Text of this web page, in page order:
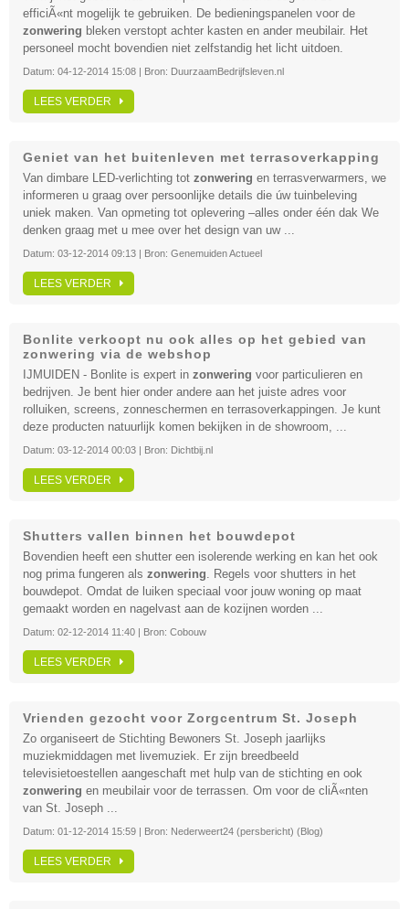
efficiÃ«nt mogelijk te gebruiken. De bedieningspanelen voor de
zonwering bleken verstopt achter kasten en ander meubilair. Het
personeel mocht bovendien niet zelfstandig het licht uitdoen.
Datum: 04-12-2014 15:08 | Bron: DuurzaamBedrijfsleven.nl
LEES VERDER
Geniet van het buitenleven met terrasoverkapping
Van dimbare LED-verlichting tot zonwering en terrasverwarmers, we
informeren u graag over persoonlijke details die úw tuinbeleving
uniek maken. Van opmeting tot oplevering –alles onder één dak We
denken graag met u mee over het design van uw ...
Datum: 03-12-2014 09:13 | Bron: Genemuiden Actueel
LEES VERDER
Bonlite verkoopt nu ook alles op het gebied van
zonwering via de webshop
IJMUIDEN - Bonlite is expert in zonwering voor particulieren en
bedrijven. Je bent hier onder andere aan het juiste adres voor
rolluiken, screens, zonneschermen en terrasoverkappingen. Je kunt
deze producten natuurlijk komen bekijken in de showroom, ...
Datum: 03-12-2014 00:03 | Bron: Dichtbij.nl
LEES VERDER
Shutters vallen binnen het bouwdepot
Bovendien heeft een shutter een isolerende werking en kan het ook
nog prima fungeren als zonwering. Regels voor shutters in het
bouwdepot. Omdat de luiken speciaal voor jouw woning op maat
gemaakt worden en nagelvast aan de kozijnen worden ...
Datum: 02-12-2014 11:40 | Bron: Cobouw
LEES VERDER
Vrienden gezocht voor Zorgcentrum St. Joseph
Zo organiseert de Stichting Bewoners St. Joseph jaarlijks
muziekmiddagen met livemuziek. Er zijn breedbeeld
televisietoestellen aangeschaft met hulp van de stichting en ook
zonwering en meubilair voor de terrassen. Om voor de cliÃ«nten
van St. Joseph ...
Datum: 01-12-2014 15:59 | Bron: Nederweert24 (persbericht) (Blog)
LEES VERDER